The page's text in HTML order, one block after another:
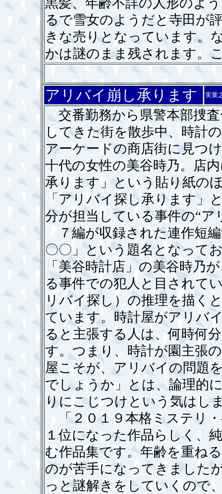
黒髪、年齢不詳の人形のよ
るで雪女のようだと寺田が
きな売りとなっています。
かは謎のまま残されます。
アリバイ崩し承ります 実業
交番勤務から県警本部捜査
してきた街を散歩中、時計
アーケードの商店街に見つ
十代の女性の美谷時乃。店
承ります」という貼り紙の
「アリバイ探し承ります」
分が担当している事件の“ア
７編が収録された連作短
〇〇」という題名となって
「美谷時計店」の美谷時乃
る事件での犯人と目されて
リバイ探し）の推理を描く
ています。時計屋がアリバ
ると主張する人は、何時何
す。つまり、時計が園主張
屋こそが、アリバイの問題
でしょうか」とは、論理的
りにこじつけという気はし
「２０１９本格ミステリ
１位になった作品らしく、
む作品集です。年齢を重ね
のが苦手になってきました
っと謎解きをしていくので